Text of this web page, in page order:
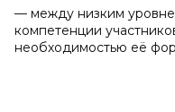
— между низким
компетенции
необходимостью её